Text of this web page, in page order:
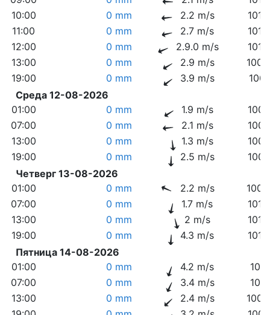
10:00
0 mm 2.2 m/s
11:00
0 mm 2.7 m/s
12:00
0 mm 2.9.0 m/s
13:00
0 mm 2.9 m/s
19:00
0 mm 3.9 m/s
Среда 12-08-2026
01:00
0 mm 1.9 m/s
07:00
0 mm 2.1 m/s
13:00
0 mm 1.3 m/s
19:00
0 mm 2.5 m/s
Четверг 13-08-2026
01:00
0 mm 2.2 m/s
07:00
0 mm 1.7 m/s
13:00
0 mm 2 m/s
19:00
0 mm 4.3 m/s
Пятница 14-08-2026
01:00
0 mm 4.2 m/s
07:00
0 mm 3.4 m/s
13:00
0 mm 2.4 m/s